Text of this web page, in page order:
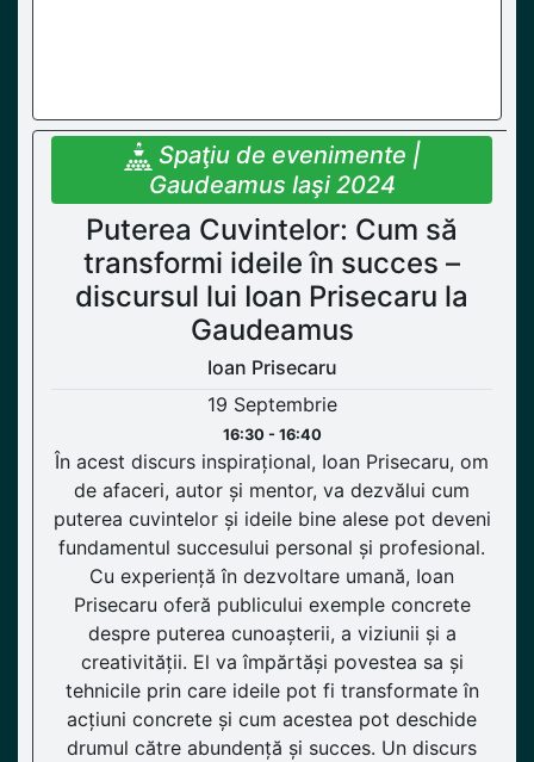
Spaţiu de evenimente |
Gaudeamus Iaşi 2024
Puterea Cuvintelor: Cum să
transformi ideile în succes –
discursul lui Ioan Prisecaru la
Gaudeamus
Ioan Prisecaru
19 Septembrie
16:30 - 16:40
În acest discurs inspirațional, Ioan Prisecaru, om
de afaceri, autor și mentor, va dezvălui cum
puterea cuvintelor și ideile bine alese pot deveni
fundamentul succesului personal și profesional.
Cu experiență în dezvoltare umană, Ioan
Prisecaru oferă publicului exemple concrete
despre puterea cunoașterii, a viziunii și a
creativității. El va împărtăși povestea sa și
tehnicile prin care ideile pot fi transformate în
acțiuni concrete și cum acestea pot deschide
drumul către abundență și succes. Un discurs